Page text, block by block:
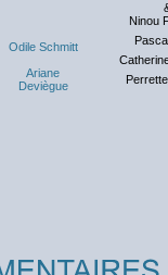
Ninou
Odile Schmitt
Ariane
Deviègue